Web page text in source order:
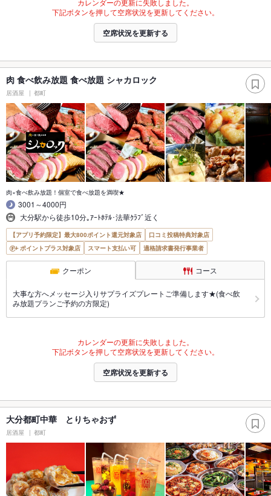
下記ボタンを押して空席状況を更新してください。
空席状況を更新する
肉 食べ飲み放題 食べ放題 シャカロック
居酒屋 都町
肉×食べ飲み放題！個室で食べ放題を満喫★
3001～4000円
大分駅から徒歩10分｡ｱｰﾄﾎﾃﾙ･法華ｸﾗﾌﾞ近く
【アプリ予約限定】最大800ポイント還元対象店
口コミ投稿特典対象店
ポイントプラス対象店
スマート支払い可 適格請求書発行事業者
クーポン コース
大事な方へメッセージ入りサプライズプレートご準備します★(食べ飲
み放題プランご予約の方限定)
カレンダーの更新に失敗しました。
下記ボタンを押して空席状況を更新してください。
空席状況を更新する
大分都町中華 とりちゃおず
居酒屋 都町